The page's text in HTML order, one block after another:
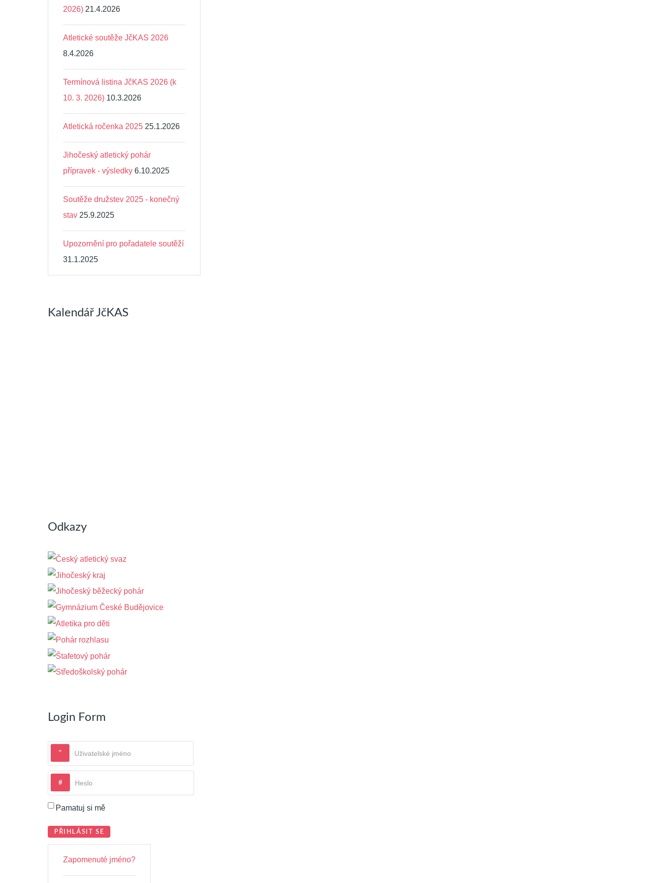
2026) 21.4.2026
Atletické soutěže JčKAS 2026
8.4.2026
Termínová listina JčKAS 2026 (k
10. 3. 2026) 10.3.2026
Atletická ročenka 2025 25.1.2026
Jihočeský atletický pohár
přípravek - výsledky 6.10.2025
Soutěže družstev 2025 - konečný
stav 25.9.2025
Upozornění pro pořadatele soutěží
31.1.2025
Kalendář JčKAS
Odkazy
Login Form
Uživatelské jméno
Heslo
Pamatuj si mě
PŘIHLÁSIT SE
Zapomenuté jméno?